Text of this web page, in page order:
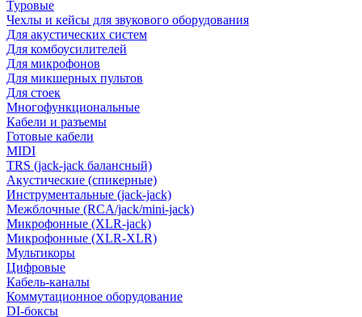
Туровые
Чехлы и кейсы для звукового оборудования
Для акустических систем
Для комбоусилителей
Для микрофонов
Для микшерных пультов
Для стоек
Многофункциональные
Кабели и разъемы
Готовые кабели
MIDI
TRS (jack-jack балансный)
Акустические (спикерные)
Инструментальные (jack-jack)
Межблочные (RCA/jack/mini-jack)
Микрофонные (XLR-jack)
Микрофонные (XLR-XLR)
Мультикоры
Цифровые
Кабель-каналы
Коммутационное оборудование
DI-боксы